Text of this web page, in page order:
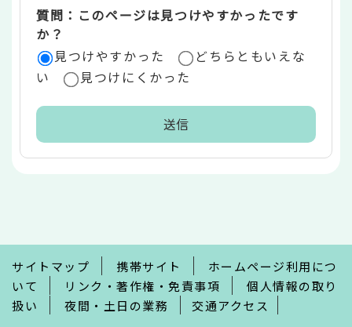
質問：このページは見つけやすかったです
か？
見つけやすかった
どちらともいえな
い
見つけにくかった
で
サイトマップ 携帯サイト
ホームページ利用につ
いて
リンク・著作権・免責事項
個人情報の取り
扱い
夜間・土日の業務 交通アクセス